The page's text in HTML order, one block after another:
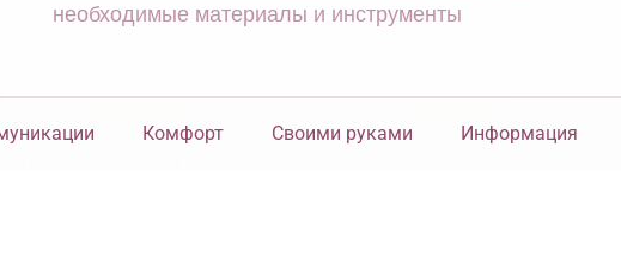
необходимые материалы и инструменты
Комфорт Своими руками Информация